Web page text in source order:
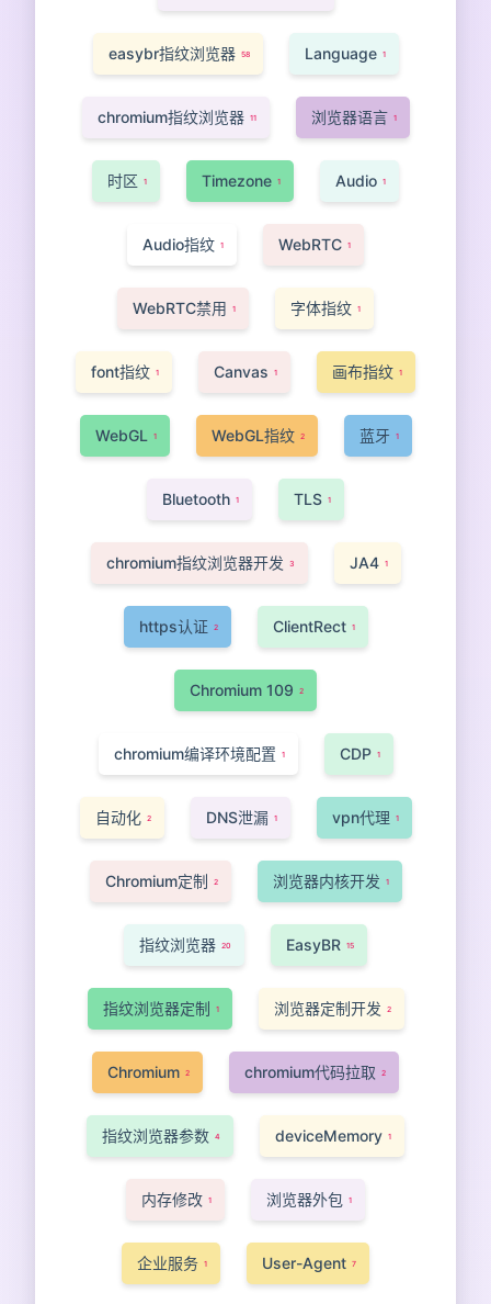
easybr指纹浏览器 58 Language 1
chromium指纹浏览器 11 浏览器语言 1
时区 1 Timezone 1 Audio 1
Audio指纹 1 WebRTC 1
WebRTC禁用 1 字体指纹 1
font指纹 1 Canvas 1 画布指纹 1
WebGL 1 WebGL指纹 2 蓝牙 1
Bluetooth 1 TLS 1
chromium指纹浏览器开发 3 JA4 1
https认证 2 ClientRect 1
Chromium 109 2
chromium编译环境配置 1 CDP 1
自动化 2 DNS泄漏 1 vpn代理 1
Chromium定制 2 浏览器内核开发 1
指纹浏览器 20 EasyBR 15
指纹浏览器定制 1 浏览器定制开发 2
Chromium 2 chromium代码拉取 2
指纹浏览器参数 4 deviceMemory 1
内存修改 1 浏览器外包 1
企业服务 1 User-Agent 7